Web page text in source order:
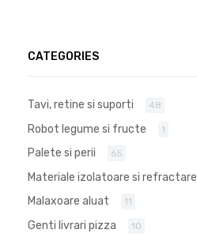
CATEGORIES
Tavi, retine si suporti 48
Robot legume si fructe 1
Palete si perii 65
Materiale izolatoare si refractare
Malaxoare aluat 11
Genti livrari pizza 10